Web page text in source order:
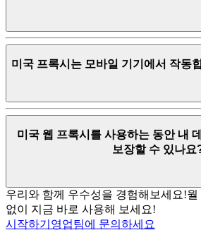
미국 프록시는 모바일 기기에서 작동
미국 웹 프록시를 사용하는 동안 내
보장할 수 있나요
우리와 함께 우수성을 경험해보세요!월
없이 지금 바로 사용해 보세요!
시작하기 영업팀에 문의하세요